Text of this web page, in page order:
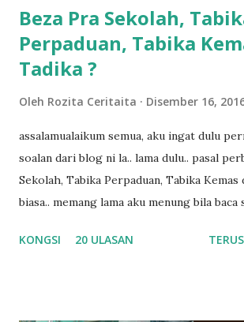
Beza Pra Sekolah,
Perpaduan, Tabika
Tadika ?
Oleh Rozita Ceritaita Disember 16,
assalamualaikum semua, aku ingat dulu
soalan dari blog ni la.. lama dulu.. pasal
Sekolah, Tabika Perpaduan, Tabika Kemas
biasa.. memang lama aku menung bila baca
ko.. masa tu aku baru je ada anak sorang
KONGSI 20 ULASAN